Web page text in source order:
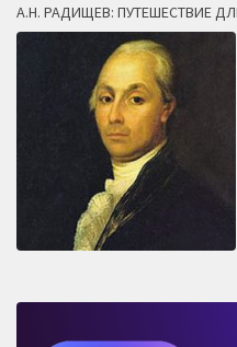
А.Н. РАДИЩЕВ: ПУТЕШЕСТВИЕ